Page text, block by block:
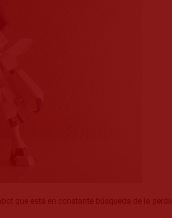
que está en constante búsqueda de la